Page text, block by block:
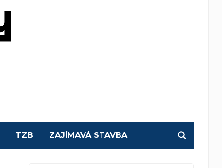
TZB ZAJÍMAVÁ STAVBA